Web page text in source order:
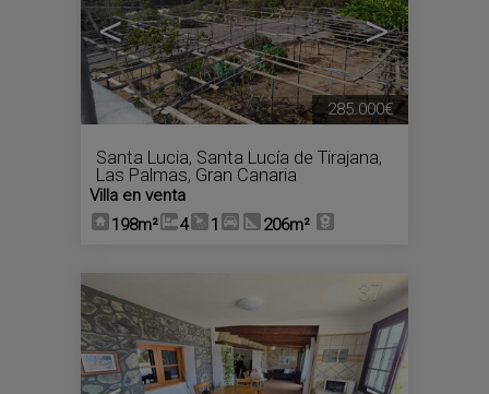
< >
Santa Lucia, Santa Lucía de Tirajana,
Las Palmas, Gran Canaria
Villa en venta
198m²
4 1 206m²
285.000€
37